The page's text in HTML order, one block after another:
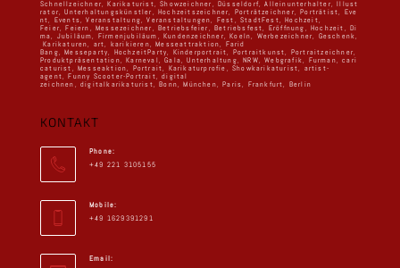
Schnellzeichner,Karikaturist,Showzeichner ,Düsseldorf,Alleinunterhalter,Illust
rator,Unterhaltungskünstler ,Hochzeitszeichner, Porträtzeichner,Porträtist, Eve
nt, Events,Veranstaltung,Veranstaltungen, Fest ,StadtFest,Hochzeit,
Feier,Feiern ,Messezeichner ,Betriebsfeier ,Betriebsfest, Eröffnung ,Hochzeit ,Di
ma, Jubiläum, Firmenjubiläum ,Kundenzeichner,Koeln, Werbezeichner, Geschenk,
Karikaturen, art, karikieren,Messeattraktion, Farid
Bang,Messeparty, HochzeitParty, Kinderportrait, Portraitkunst, Portraitzeichner,
Produktpräsentation,Karneval,Gala,Unterhaltung,NRW,Webgrafik, Furman,cari
caturist ,Messeaktion, Portrait, Karikaturprofie ,Showkarikaturist, artist-
agent,Funny Scooter-Portrait,digital
zeichnen ,digitalkarikaturist,Bonn,München,Paris, Frankfurt, Berlin
KONTAKT
Phone:
+49 221 3105155
Mobile:
+49 1629391291
Email: